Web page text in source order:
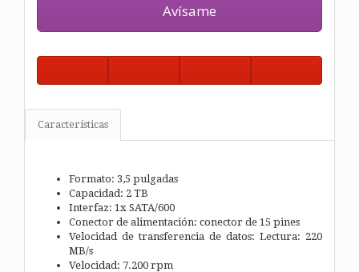
Avísame
Características
Formato: 3,5 pulgadas
Capacidad: 2 TB
Interfaz: 1x SATA/600
Conector de alimentación: conector de 15 pines
Velocidad de transferencia de datos: Lectura: 220
MB/s
Velocidad: 7.200 rpm